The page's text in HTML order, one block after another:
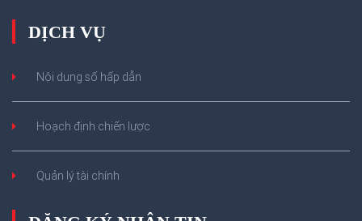
DỊCH VỤ
Nội dung số hấp dẫn
Hoạch định chiến lược
Quản lý tài chính